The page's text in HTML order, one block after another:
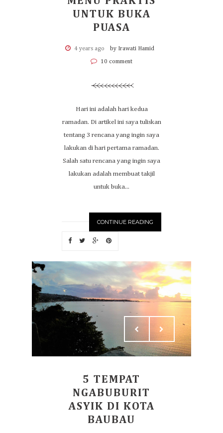
UNTUK BUKA
PUASA
4 years ago by Irawati Hamid
10 comment
Hari ini adalah hari kedua
ramadan. Di artikel ini saya tuliskan
tentang 3 rencana yang ingin saya
lakukan di hari pertama ramadan.
Salah satu rencana yang ingin saya
lakukan adalah membuat takjil
untuk buka...
CONTINUE READING
5 TEMPAT
NGABUBURIT
ASYIK DI KOTA
BAUBAU